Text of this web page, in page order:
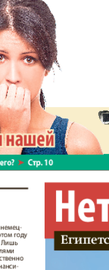
МК-
nord.Aktuell
Партнер-
Телеграф
на сайте изданий